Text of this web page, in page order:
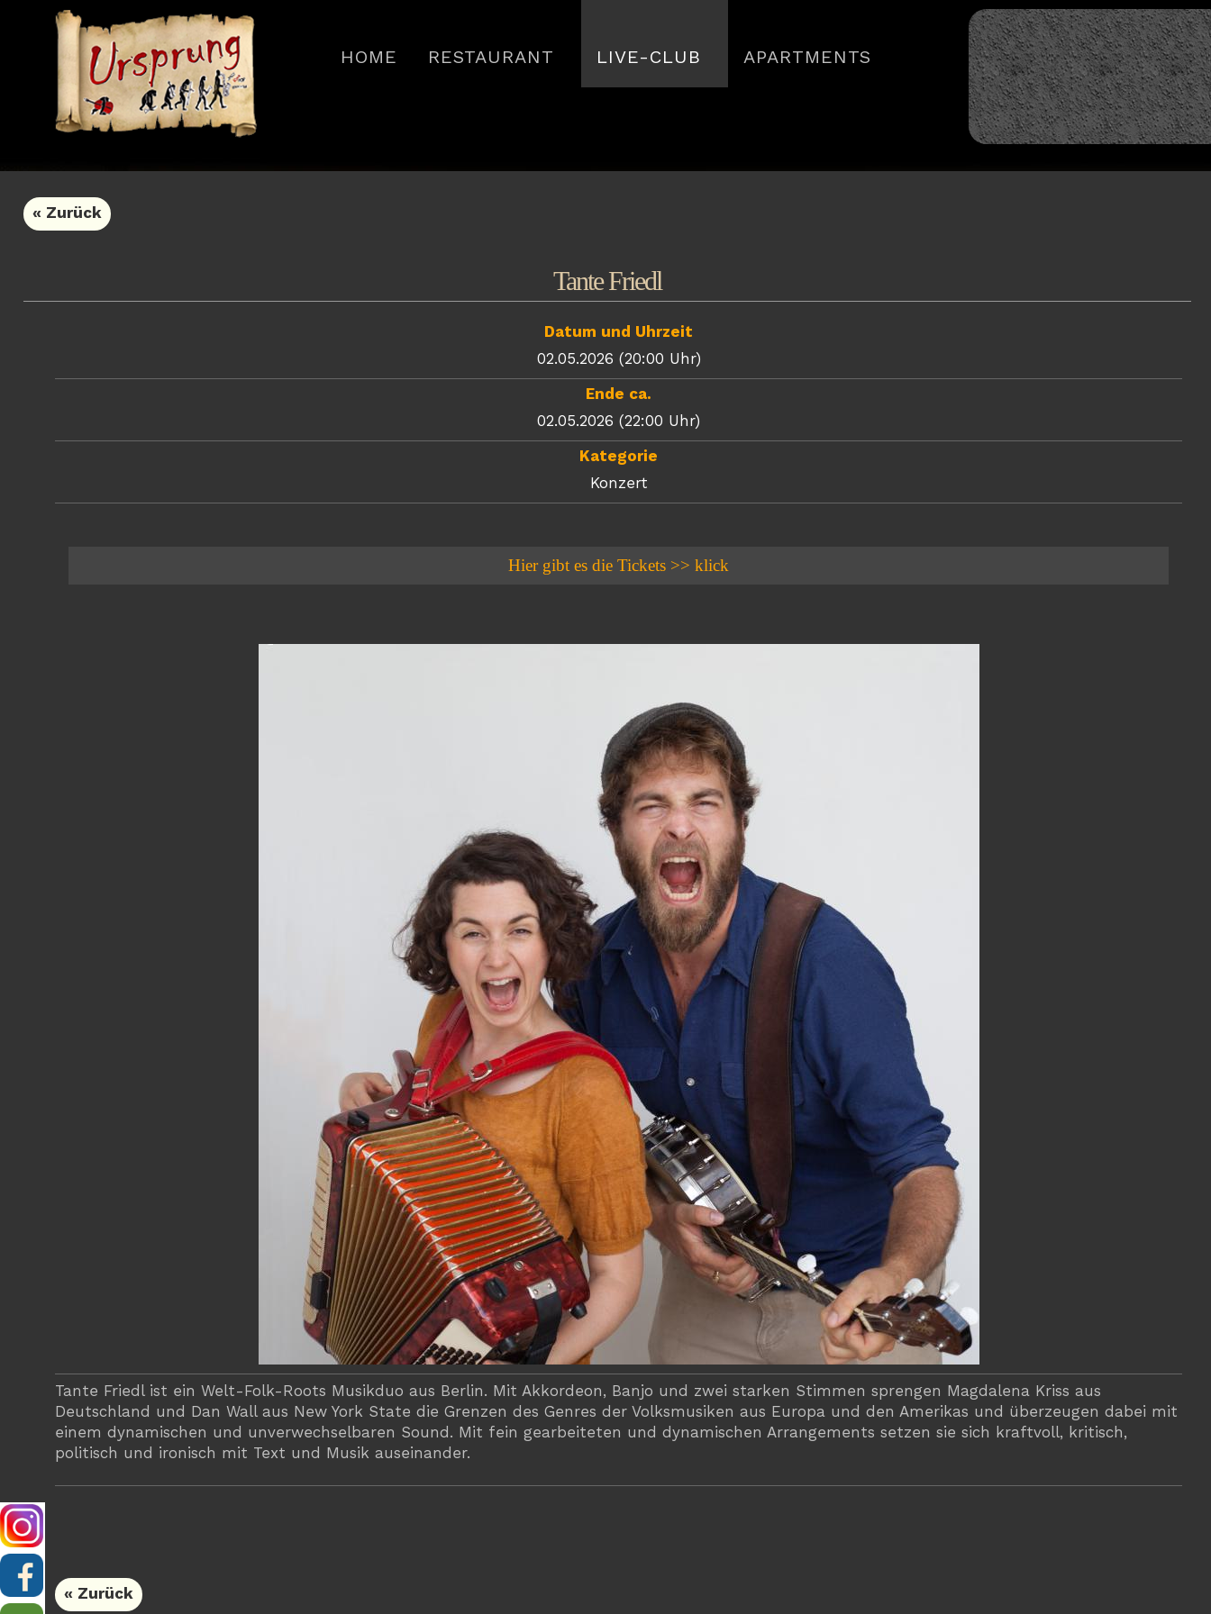
HOME RESTAURANT LIVE-CLUB APARTMENTS
« Zurück
Tante Friedl
Datum und Uhrzeit
02.05.2026 (20:00 Uhr)
Ende ca.
02.05.2026 (22:00 Uhr)
Kategorie
Konzert
Hier gibt es die Tickets >> klick
Tante Friedl ist ein Welt-Folk-Roots Musikduo aus Berlin. Mit Akkordeon, Banjo und zwei starken Stimmen sprengen Magdalena Kriss aus
Deutschland und Dan Wall aus New York State die Grenzen des Genres der Volksmusiken aus Europa und den Amerikas und überzeugen dabei mit
einem dynamischen und unverwechselbaren Sound. Mit fein gearbeiteten und dynamischen Arrangements setzen sie sich kraftvoll, kritisch,
politisch und ironisch mit Text und Musik auseinander.
« Zurück